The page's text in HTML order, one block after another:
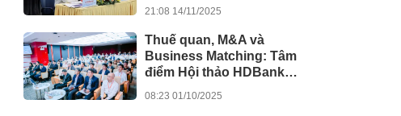
21:08 14/11/2025
Thuế quan, M&A và
Business Matching: Tâm
điểm Hội thảo HDBank
08:23 01/10/2025